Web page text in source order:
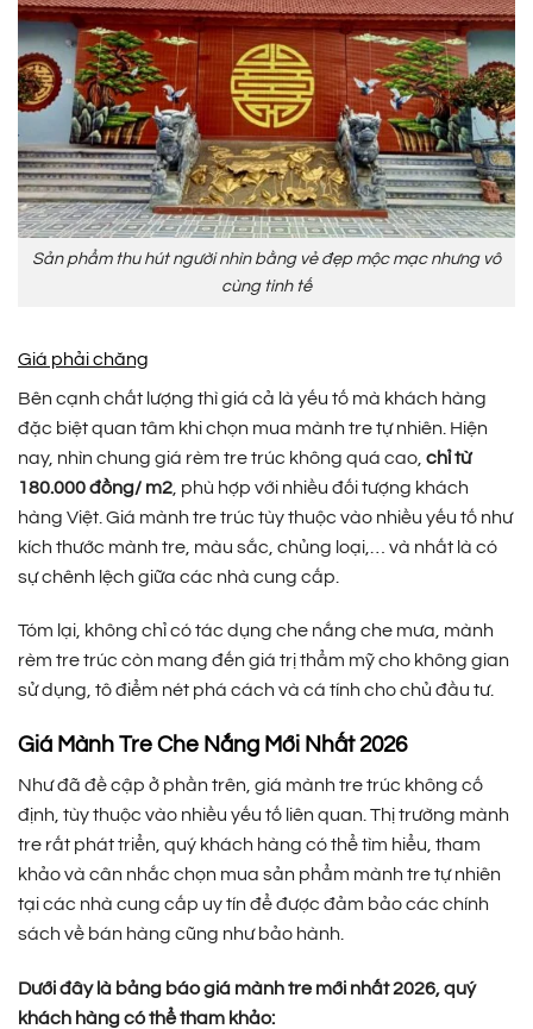
Sản phẩm thu hút người nhìn bằng vẻ đẹp mộc mạc nhưng vô
cùng tinh tế
Giá phải chăng
Bên cạnh chất lượng thì giá cả là yếu tố mà khách hàng
đặc biệt quan tâm khi chọn mua mành tre tự nhiên. Hiện
nay, nhìn chung giá rèm tre trúc không quá cao, chỉ từ
180.000 đồng/ m2 , phù hợp với nhiều đối tượng khách
hàng Việt. Giá mành tre trúc tùy thuộc vào nhiều yếu tố như
kích thước mành tre, màu sắc, chủng loại,… và nhất là có
sự chênh lệch giữa các nhà cung cấp.
Tóm lại, không chỉ có tác dụng che nắng che mưa, mành
rèm tre trúc còn mang đến giá trị thẩm mỹ cho không gian
sử dụng, tô điểm nét phá cách và cá tính cho chủ đầu tư.
Giá Mành Tre Che Nắng Mới Nhất 2026
Như đã đề cập ở phần trên, giá mành tre trúc không cố
định, tùy thuộc vào nhiều yếu tố liên quan. Thị trường mành
tre rất phát triển, quý khách hàng có thể tìm hiểu, tham
khảo và cân nhắc chọn mua sản phẩm mành tre tự nhiên
tại các nhà cung cấp uy tín để được đảm bảo các chính
sách về bán hàng cũng như bảo hành.
Dưới đây là bảng báo giá mành tre mới nhất 2026, quý
khách hàng có thể tham khảo: